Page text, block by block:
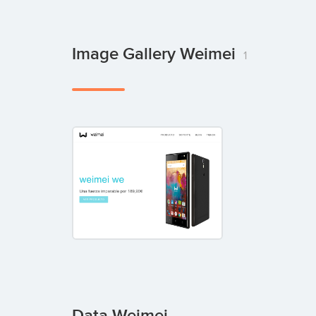
Image Gallery Weimei 1